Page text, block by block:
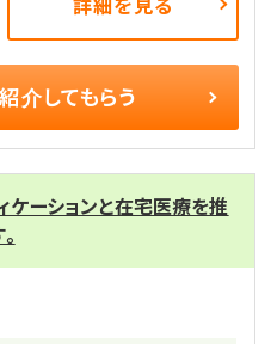
詳細を見る
紹介してもらう
ケーションと在宅医療を推